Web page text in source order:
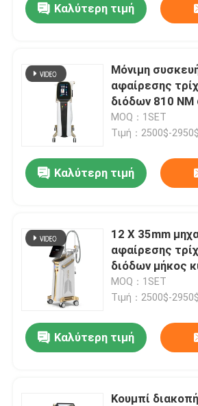
Καλύτερη τιμή
Μόνιμη
αφαίρεσης
διόδων 810
MOQ：1SET
Τιμή：2500$-2950$
Καλύτερη τιμή
12 X 35mm
αφαίρεσης
διόδων μήκος
για το σπίτι
MOQ：1SET
Τιμή：2500$-2950$
Καλύτερη τιμή
Κουμπί